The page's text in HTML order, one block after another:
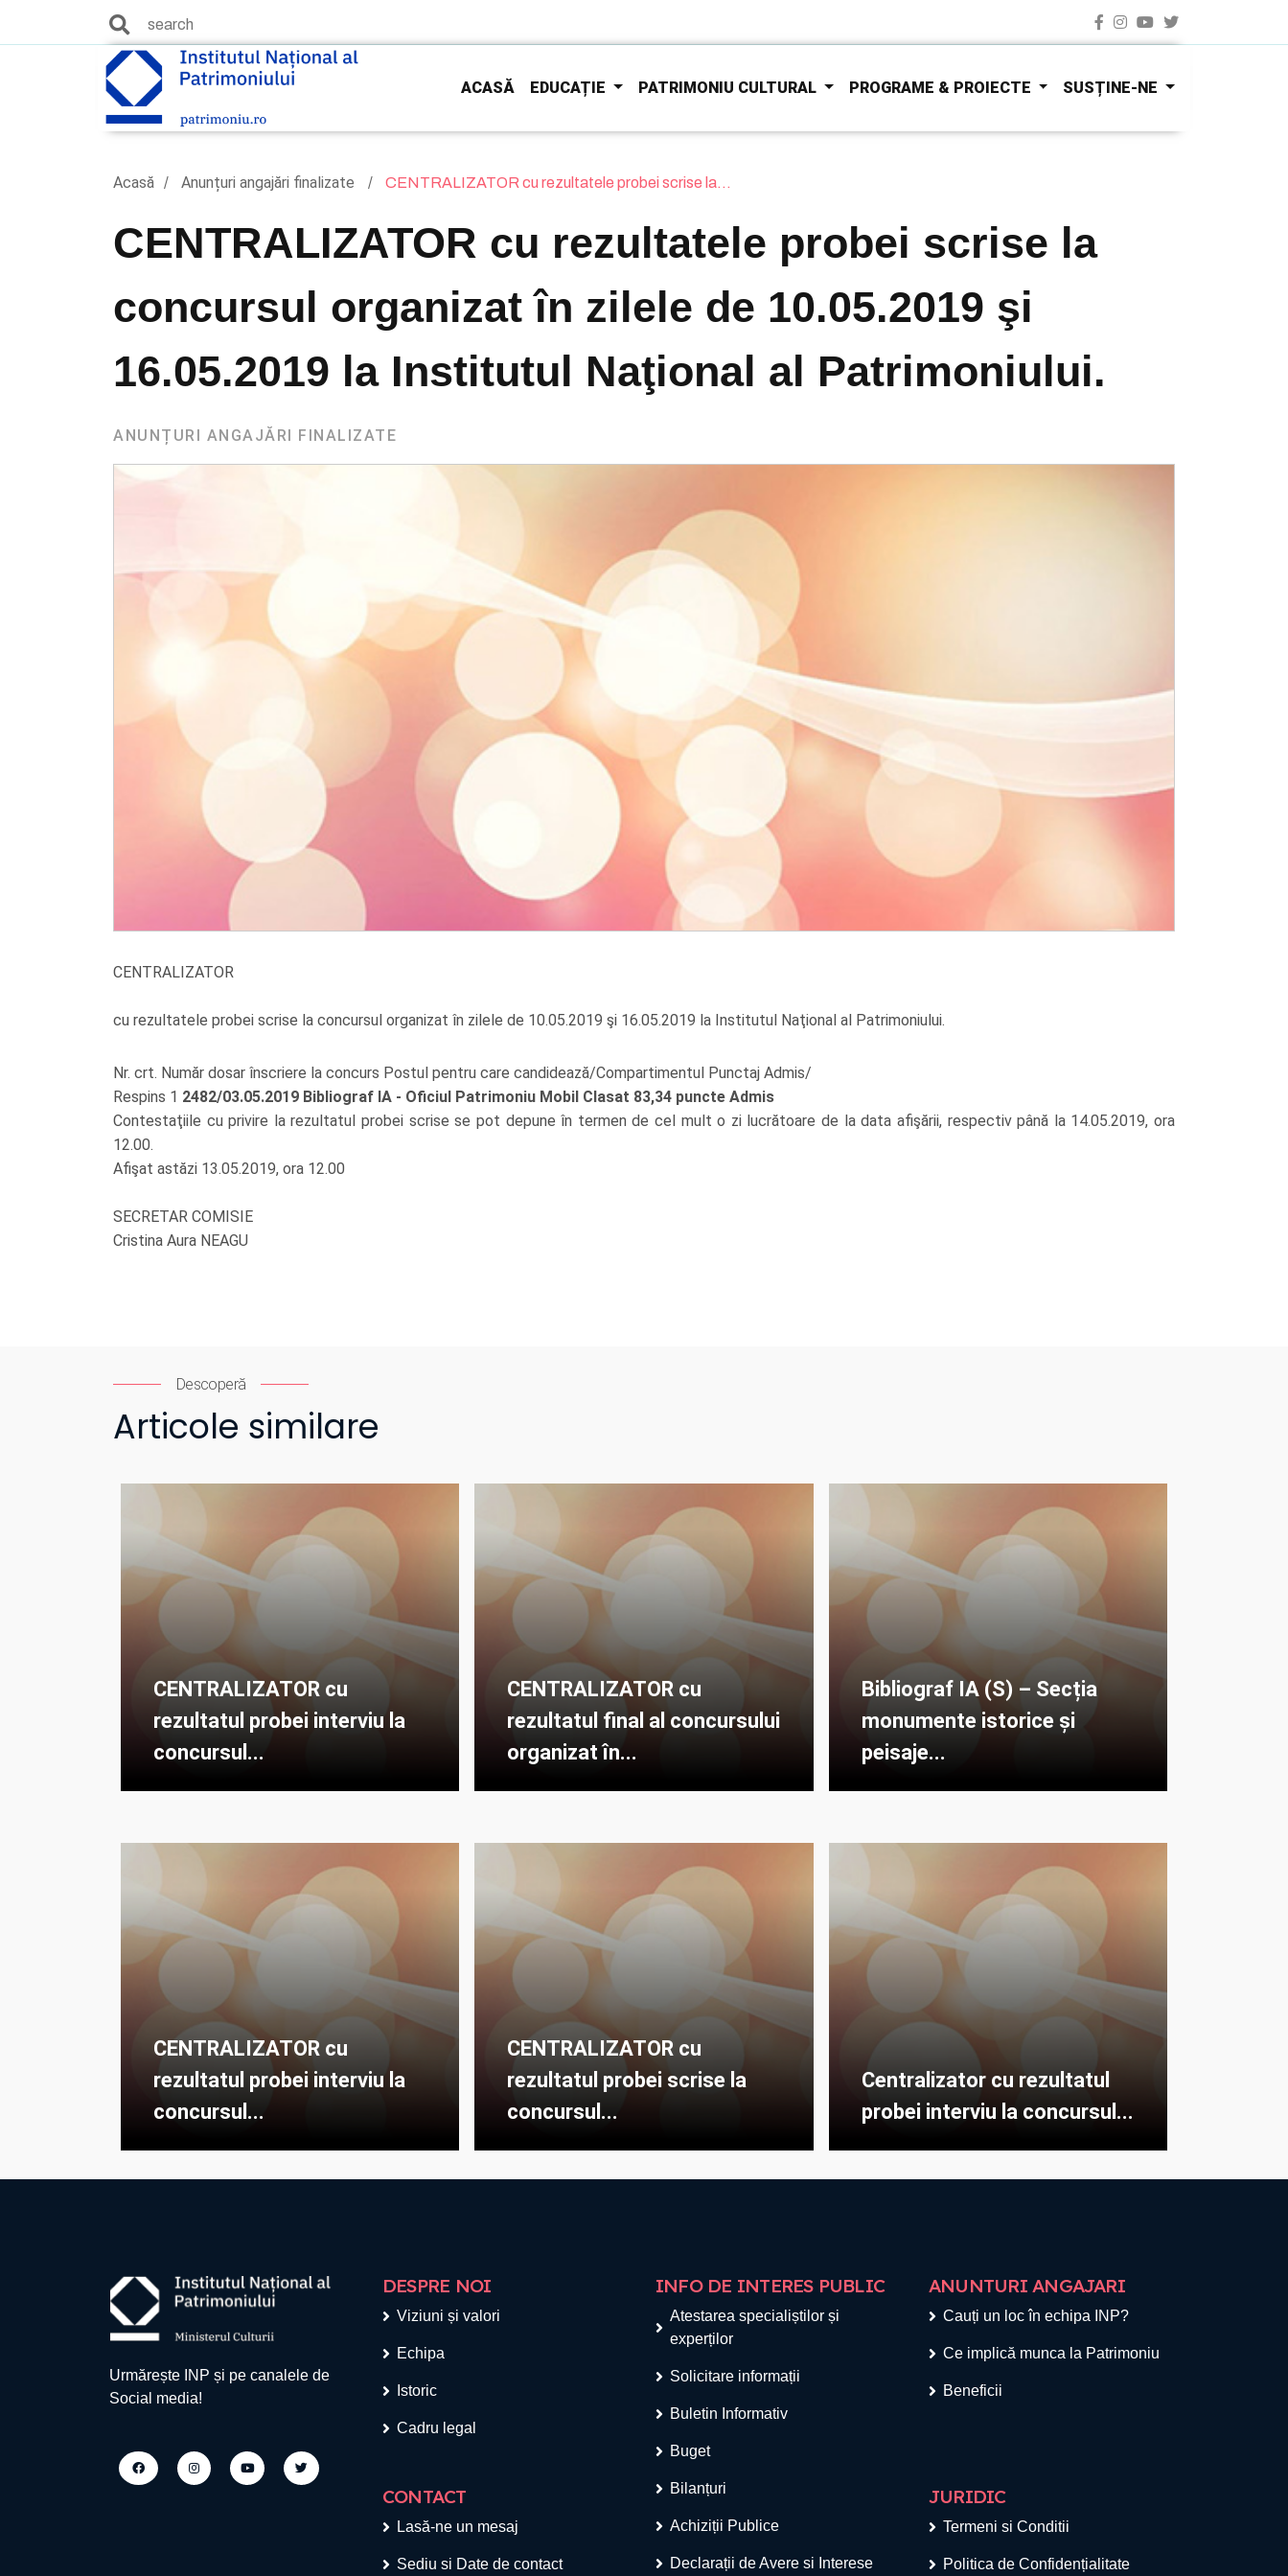
ACASĂ EDUCAȚIE PATRIMONIU CULTURAL PROGRAME & PROIECTE SUSȚINE-NE
Acasă Anunțuri angajări finalizate CENTRALIZATOR cu rezultatele probei scrise la...
CENTRALIZATOR cu rezultatele probei scrise la
concursul organizat în zilele de 10.05.2019 şi
16.05.2019 la Institutul Naţional al Patrimoniului.
ANUNȚURI ANGAJĂRI FINALIZATE
CENTRALIZATOR
cu rezultatele probei scrise la concursul organizat în zilele de 10.05.2019 şi 16.05.2019 la Institutul Naţional al Patrimoniului.
Nr. crt. Număr dosar înscriere la concurs Postul pentru care candidează/Compartimentul Punctaj Admis/
Respins 1 2482/03.05.2019 Bibliograf IA - Oficiul Patrimoniu Mobil Clasat 83,34 puncte Admis
Contestaţiile cu privire la rezultatul probei scrise se pot depune în termen de cel mult o zi lucrătoare de la data afişării, respectiv până la 14.05.2019, ora
12.00.
Afişat astăzi 13.05.2019, ora 12.00
SECRETAR COMISIE
Cristina Aura NEAGU
Descoperă
Articole similare
CENTRALIZATOR cu
rezultatul probei interviu la
concursul...
CENTRALIZATOR cu
rezultatul final al concursului
organizat în...
Bibliograf IA (S) – Secția
monumente istorice și
peisaje...
CENTRALIZATOR cu
rezultatul probei interviu la
concursul...
CENTRALIZATOR cu
rezultatul probei scrise la
concursul...
Centralizator cu rezultatul
probei interviu la concursul...
Urmărește INP și pe canalele de
Social media!
DESPRE NOI
Viziuni și valori
Echipa
Istoric
Cadru legal
CONTACT
Lasă-ne un mesaj
Sediu si Date de contact
INFO DE INTERES PUBLIC
Atestarea specialiștilor și
experților
Solicitare informații
Buletin Informativ
Buget
Bilanțuri
Achiziții Publice
Declarații de Avere si Interese
ANUNTURI ANGAJARI
Cauți un loc în echipa INP?
Ce implică munca la Patrimoniu
Beneficii
JURIDIC
Termeni si Conditii
Politica de Confidențialitate